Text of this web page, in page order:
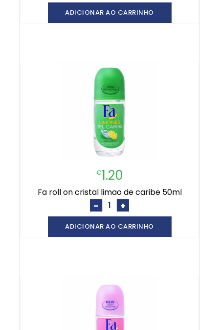
ADICIONAR AO CARRINHO
€1.20
fa roll on cristal limao de caribe 50ml
- +
ADICIONAR AO CARRINHO